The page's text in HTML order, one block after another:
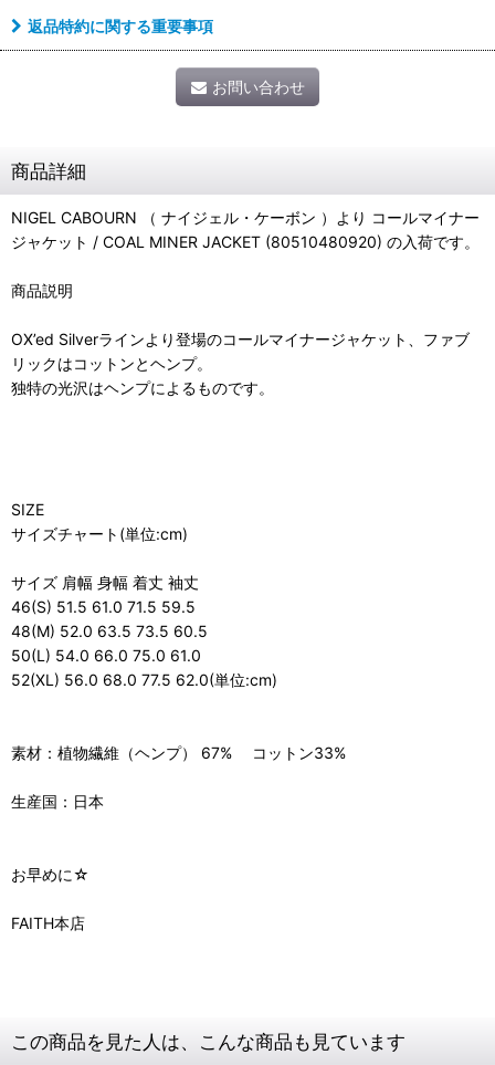
返品特約に関する重要事項
お問い合わせ
商品詳細
NIGEL CABOURN （ ナイジェル・ケーボン ）より コールマイナー
ジャケット / COAL MINER JACKET (80510480920) の入荷です。
商品説明
OX’ed Silverラインより登場のコールマイナージャケット、ファブ
リックはコットンとヘンプ。
独特の光沢はヘンプによるものです。
SIZE
サイズチャート(単位:cm)
サイズ 肩幅 身幅 着丈 袖丈
46(S) 51.5 61.0 71.5 59.5
48(M) 52.0 63.5 73.5 60.5
50(L) 54.0 66.0 75.0 61.0
52(XL) 56.0 68.0 77.5 62.0(単位:cm)
素材：植物繊維（ヘンプ） 67% コットン33%
生産国：日本
お早めに☆
FAITH本店
この商品を見た人は、こんな商品も見ています